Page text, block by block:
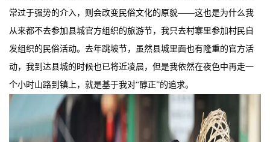
常过于强势的介入，则会改变民俗文化的原貌——这也是为什么我
从来都不去参加县城官方组织的旅游节，我只去村寨里参加村民自
发组织的民俗活动。去年跳坡节，虽然县城里面也有隆重的官方活
动，我到达县城的时候也已将近凌晨，但是我依然在夜色中再走一
个小时山路到镇上，就是基于我对“醇正”的追求。